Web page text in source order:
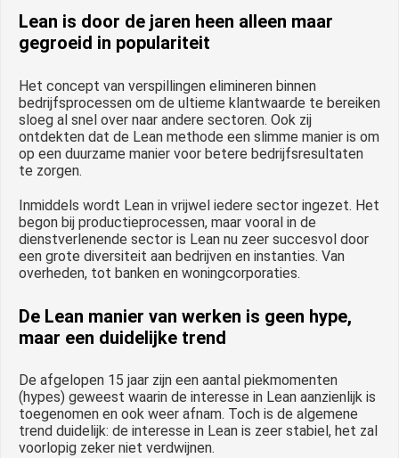
Lean is door de jaren heen alleen maar
gegroeid in populariteit
Het concept van verspillingen elimineren binnen
bedrijfsprocessen om de ultieme klantwaarde te bereiken
sloeg al snel over naar andere sectoren. Ook zij
ontdekten dat de Lean methode een slimme manier is om
op een duurzame manier voor betere bedrijfsresultaten
te zorgen.
Inmiddels wordt Lean in vrijwel iedere sector ingezet. Het
begon bij productieprocessen, maar vooral in de
dienstverlenende sector is Lean nu zeer succesvol door
een grote diversiteit aan bedrijven en instanties. Van
overheden, tot banken en woningcorporaties.
De Lean manier van werken is geen hype,
maar een duidelijke trend
De afgelopen 15 jaar zijn een aantal piekmomenten
(hypes) geweest waarin de interesse in Lean aanzienlijk is
toegenomen en ook weer afnam. Toch is de algemene
trend duidelijk: de interesse in Lean is zeer stabiel, het zal
voorlopig zeker niet verdwijnen.